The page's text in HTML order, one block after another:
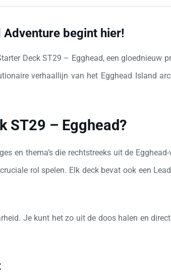
Adventure begint hier!
Deck ST29 – Egghead, een gloednieuw
verhaallijn van het Egghead Island
ST29 – Egghead?
en thema’s die rechtstreeks uit de
rol spelen. Elk deck bevat ook een
Je kunt het zo uit de doos halen en